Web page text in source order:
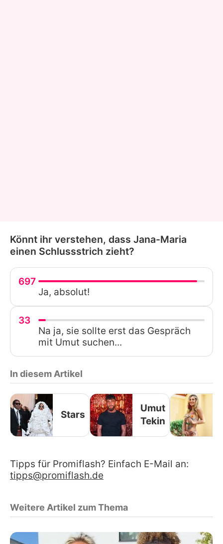
Könnt ihr verstehen, dass Jana-Maria
einen Schlussstrich zieht?
697
Ja, absolut!
33
Na ja, sie sollte erst das Gespräch
mit Umut suchen...
In diesem Artikel
Stars
Umut
Tekin
Tipps für Promiflash? Einfach E-Mail an:
tipps@promiflash.de
Weitere Artikel zum Thema